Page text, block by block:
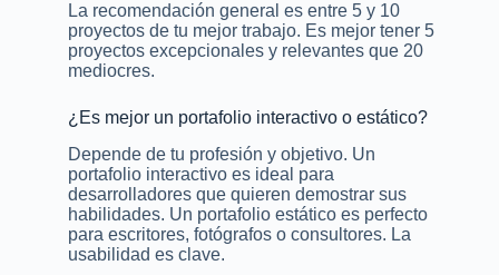
La recomendación general es entre 5 y 10
proyectos de tu mejor trabajo. Es mejor tener 5
proyectos excepcionales y relevantes que 20
mediocres.
¿Es mejor un portafolio interactivo o estático?
Depende de tu profesión y objetivo. Un
portafolio interactivo es ideal para
desarrolladores que quieren demostrar sus
habilidades. Un portafolio estático es perfecto
para escritores, fotógrafos o consultores. La
usabilidad es clave.